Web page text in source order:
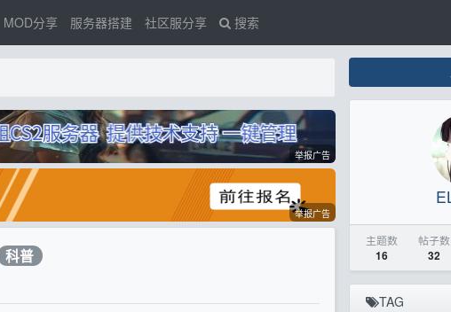
MOD分享 服务器搭建 社区服分享 搜索
举报广告
举报广告
科普
主题数
16
帖子数
32
TAG